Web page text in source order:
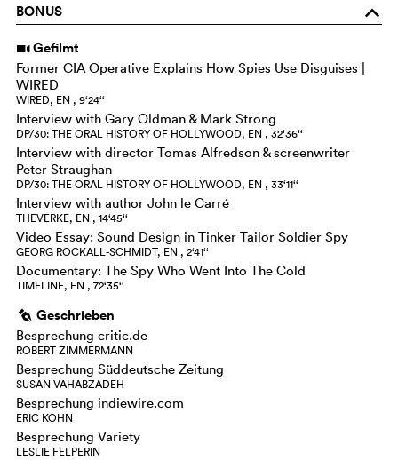
BONUS o
i Gefilmt
Former CIA Operative Explains How Spies Use Disguises |
WIRED
WIRED, EN , 9‘24‘‘
Interview with Gary Oldman & Mark Strong
DP/30: THE ORAL HISTORY OF HOLLYWOOD, EN , 32‘36‘‘
Interview with director Tomas Alfredson & screenwriter
Peter Straughan
DP/30: THE ORAL HISTORY OF HOLLYWOOD, EN , 33‘11‘‘
Interview with author John le Carré
THEVERKE, EN , 14‘45‘‘
Video Essay: Sound Design in Tinker Tailor Soldier Spy
GEORG ROCKALL-SCHMIDT, EN , 2‘41‘‘
Documentary: The Spy Who Went Into The Cold
TIMELINE, EN , 72‘35‘‘
g Geschrieben
Besprechung critic.de
ROBERT ZIMMERMANN
Besprechung Süddeutsche Zeitung
SUSAN VAHABZADEH
Besprechung indiewire.com
ERIC KOHN
Besprechung Variety
LESLIE FELPERIN